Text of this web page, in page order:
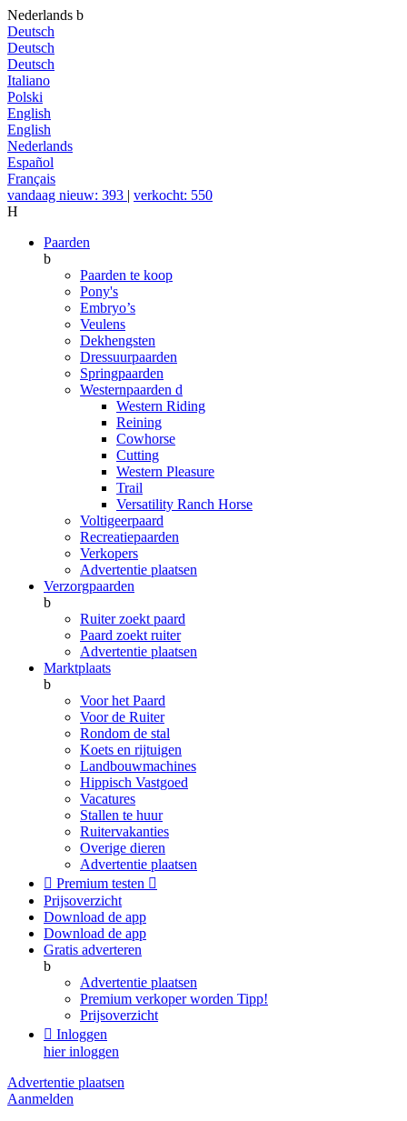
Nederlands b
Deutsch
Deutsch
Deutsch
Italiano
Polski
English
English
Nederlands
Español
Français
vandaag nieuw: 393 | verkocht: 550
H
Paarden
b
Paarden te koop
Pony's
Embryo’s
Veulens
Dekhengsten
Dressuurpaarden
Springpaarden
Westernpaarden d
Western Riding
Reining
Cowhorse
Cutting
Western Pleasure
Trail
Versatility Ranch Horse
Voltigeerpaard
Recreatiepaarden
Verkopers
Advertentie plaatsen
Verzorgpaarden
b
Ruiter zoekt paard
Paard zoekt ruiter
Advertentie plaatsen
Marktplaats
b
Voor het Paard
Voor de Ruiter
Rondom de stal
Koets en rijtuigen
Landbouwmachines
Hippisch Vastgoed
Vacatures
Stallen te huur
Ruitervakanties
Overige dieren
Advertentie plaatsen
 Premium testen 
Prijsoverzicht
Download de app
Download de app
Gratis adverteren
b
Advertentie plaatsen
Premium verkoper worden Tipp!
Prijsoverzicht
 Inloggen
hier inloggen
Advertentie plaatsen
Aanmelden